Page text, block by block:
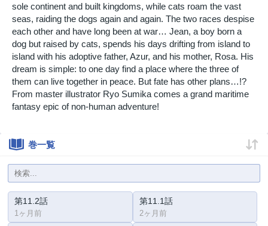
sole continent and built kingdoms, while cats roam the vast
seas, raiding the dogs again and again. The two races despise
each other and have long been at war… Jean, a boy born a
dog but raised by cats, spends his days drifting from island to
island with his adoptive father, Azur, and his mother, Rosa. His
dream is simple: to one day find a place where the three of
them can live together in peace. But fate has other plans…!?
From master illustrator Ryo Sumika comes a grand maritime
fantasy epic of non-human adventure!
巻一覧
第11.2話
1ヶ月前
第11.1話
2ヶ月前